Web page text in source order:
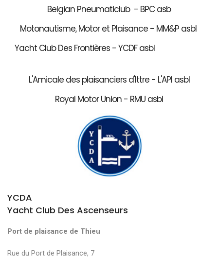
Belgian Pneumaticlub - BPC asb
Motonautisme, Motor et Plaisance - MM&P asbl
Yacht Club Des Frontières - YCDF asbl
L'Amicale des plaisanciers d'Ittre - L'API asbl
Royal Motor Union - RMU asbl
YCDA
Yacht Club Des Ascenseurs
Port de plaisance de Thieu
Rue du Port de Plaisance, 7